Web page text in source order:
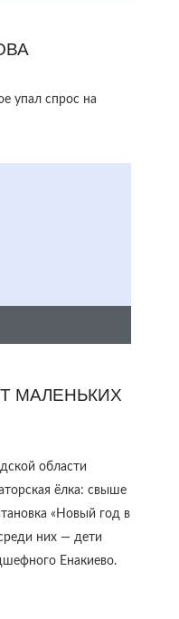
упал спрос на
МАЛЕНЬКИХ
области
ёлка: свыше
«Новый год в
них — дети
Енакиево.